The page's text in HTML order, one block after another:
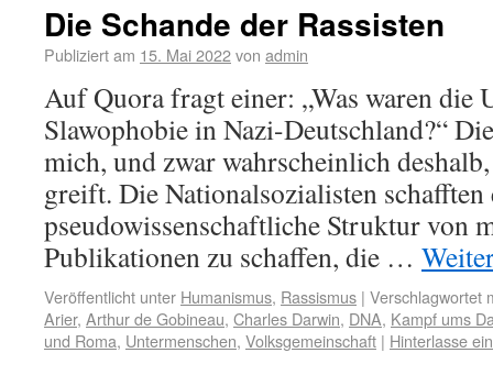
Die Schande der Rassisten
Publiziert am 15. Mai 2022von admin
Auf Quora fragt einer: „Was waren die
Slawophobie in Nazi-Deutschland?“
mich, und zwar wahrscheinlich
greift. Die Nationalsozialisten schafften
pseudowissenschaftliche Struktur von
Publikationen zu schaffen, die …
Veröffentlicht unter Humanismus, Rassismus | Verschlagwortet
Arier, Arthur de Gobineau, Charles Darwin, DNA, Kampf ums
und Roma, Untermenschen, Volksgemeinschaft | Hinterlasse